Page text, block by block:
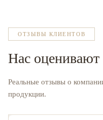
ОТЗЫВЫ КЛИЕНТОВ
Нас оценивают
Реальные отзывы о
продукции.